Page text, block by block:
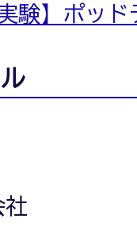
験】ポッ
社